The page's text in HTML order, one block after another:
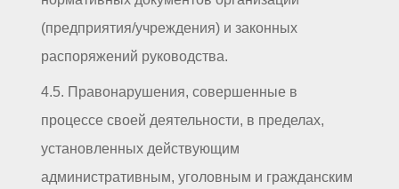
(предприятия/учреждения) и законных
распоряжений руководства.
4.5. Правонарушения, совершенные в
процессе своей деятельности, в пределах,
установленных действующим
административным, уголовным и гражданским